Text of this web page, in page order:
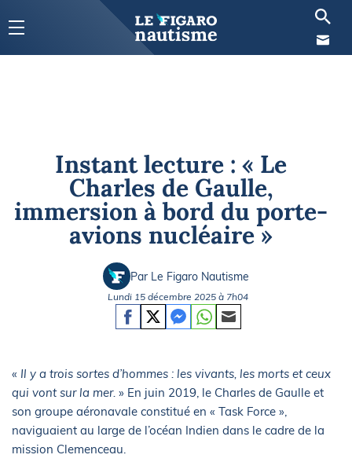
Instant lecture : « Le
Charles de Gaulle,
immersion à bord du porte-
avions nucléaire »
Par Le Figaro Nautisme
Lundi 15 décembre 2025 à 7h04
« Il y a trois sortes d’hommes : les vivants, les morts et ceux
qui vont sur la mer. » En juin 2019, le Charles de Gaulle et
son groupe aéronavale constitué en « Task Force »,
naviguaient au large de l’océan Indien dans le cadre de la
mission Clemenceau.